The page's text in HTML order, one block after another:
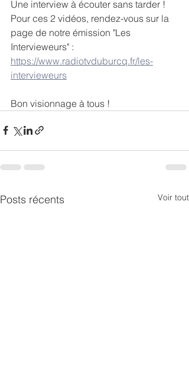
Une interview à écouter sans tarder !
Pour ces 2 vidéos, rendez-vous sur la
page de notre émission "Les
Intervieweurs" :
https://www.radiotvduburcq.fr/les-
intervieweurs
Bon visionnage à tous !
Posts récents Voir tout